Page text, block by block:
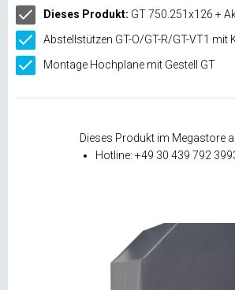
Dieses Produkt im Megastore
Hotline: +49 30 439 792
Dieses Produkt: GT 750.251x126 +
Abstellstützen GT-O/GT-R/GT-VT1 mit
Montage Hochplane mit Gestell GT